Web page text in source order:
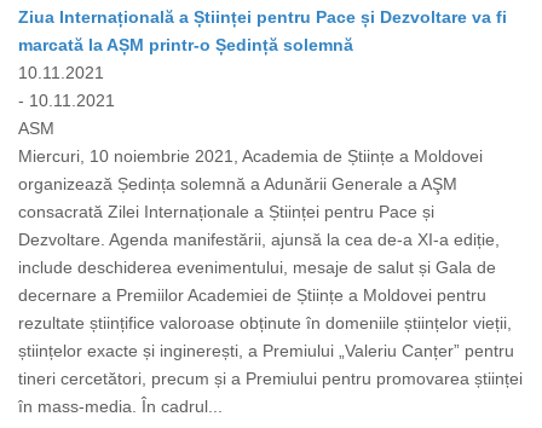
Ziua Internațională a Științei pentru Pace și Dezvoltare va fi
marcată la AȘM printr-o Ședință solemnă
10.11.2021
- 10.11.2021
ASM
Miercuri, 10 noiembrie 2021, Academia de Științe a Moldovei
organizează Ședința solemnă a Adunării Generale a AŞM
consacrată Zilei Internaționale a Științei pentru Pace și
Dezvoltare. Agenda manifestării, ajunsă la cea de-a XI-a ediție,
include deschiderea evenimentului, mesaje de salut și Gala de
decernare a Premiilor Academiei de Științe a Moldovei pentru
rezultate științifice valoroase obținute în domeniile științelor vieții,
științelor exacte și inginerești, a Premiului „Valeriu Canțer” pentru
tineri cercetători, precum și a Premiului pentru promovarea științei
în mass-media. În cadrul...